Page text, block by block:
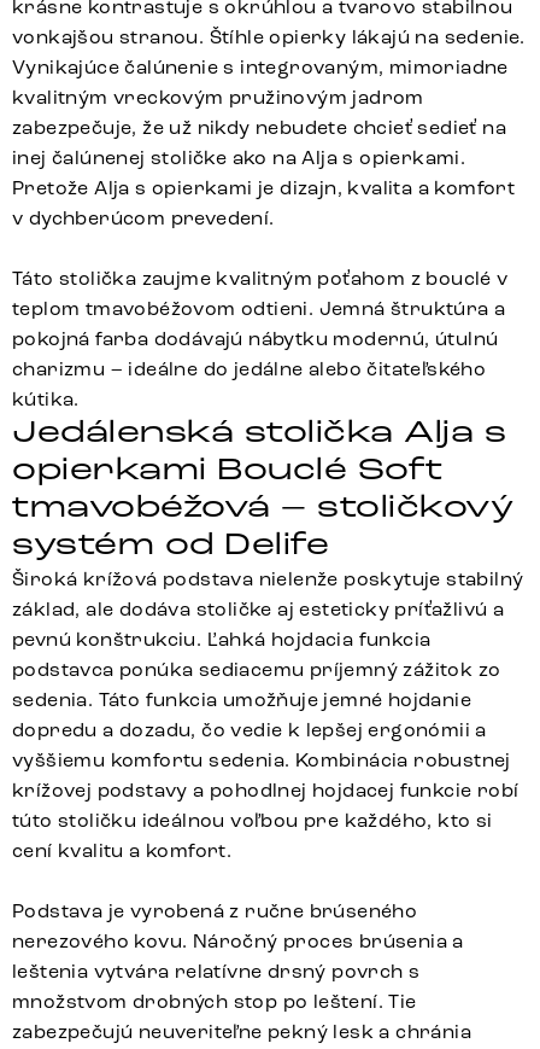
krásne kontrastuje s okrúhlou a tvarovo stabilnou
vonkajšou stranou. Štíhle opierky lákajú na sedenie.
Vynikajúce čalúnenie s integrovaným, mimoriadne
kvalitným vreckovým pružinovým jadrom
zabezpečuje, že už nikdy nebudete chcieť sedieť na
inej čalúnenej stoličke ako na Alja s opierkami.
Pretože Alja s opierkami je dizajn, kvalita a komfort
v dychberúcom prevedení.
Táto stolička zaujme kvalitným poťahom z bouclé v
teplom tmavobéžovom odtieni. Jemná štruktúra a
pokojná farba dodávajú nábytku modernú, útulnú
charizmu – ideálne do jedálne alebo čitateľského
kútika.
Jedálenská stolička Alja s
opierkami Bouclé Soft
tmavobéžová – stoličkový
systém od Delife
Široká krížová podstava nielenže poskytuje stabilný
základ, ale dodáva stoličke aj esteticky príťažlivú a
pevnú konštrukciu. Ľahká hojdacia funkcia
podstavca ponúka sediacemu príjemný zážitok zo
sedenia. Táto funkcia umožňuje jemné hojdanie
dopredu a dozadu, čo vedie k lepšej ergonómii a
vyššiemu komfortu sedenia. Kombinácia robustnej
krížovej podstavy a pohodlnej hojdacej funkcie robí
túto stoličku ideálnou voľbou pre každého, kto si
cení kvalitu a komfort.
Podstava je vyrobená z ručne brúseného
nerezového kovu. Náročný proces brúsenia a
leštenia vytvára relatívne drsný povrch s
množstvom drobných stop po leštení. Tie
zabezpečujú neuveriteľne pekný lesk a chránia